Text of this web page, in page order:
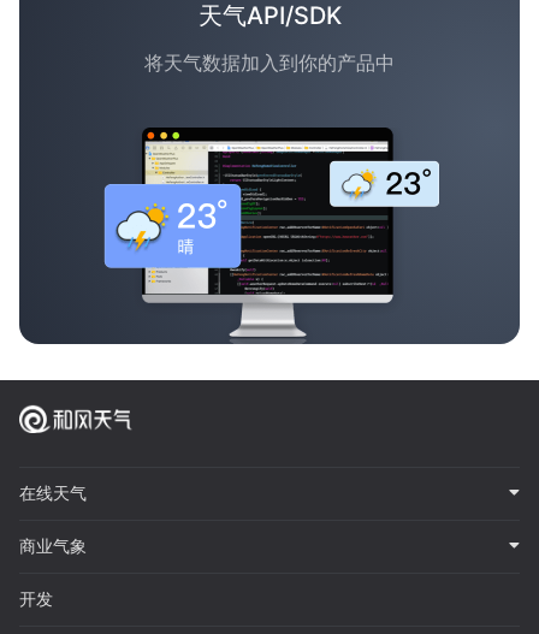
天气API/SDK
将天气数据加入到你的产品中
在线天气
商业气象
开发